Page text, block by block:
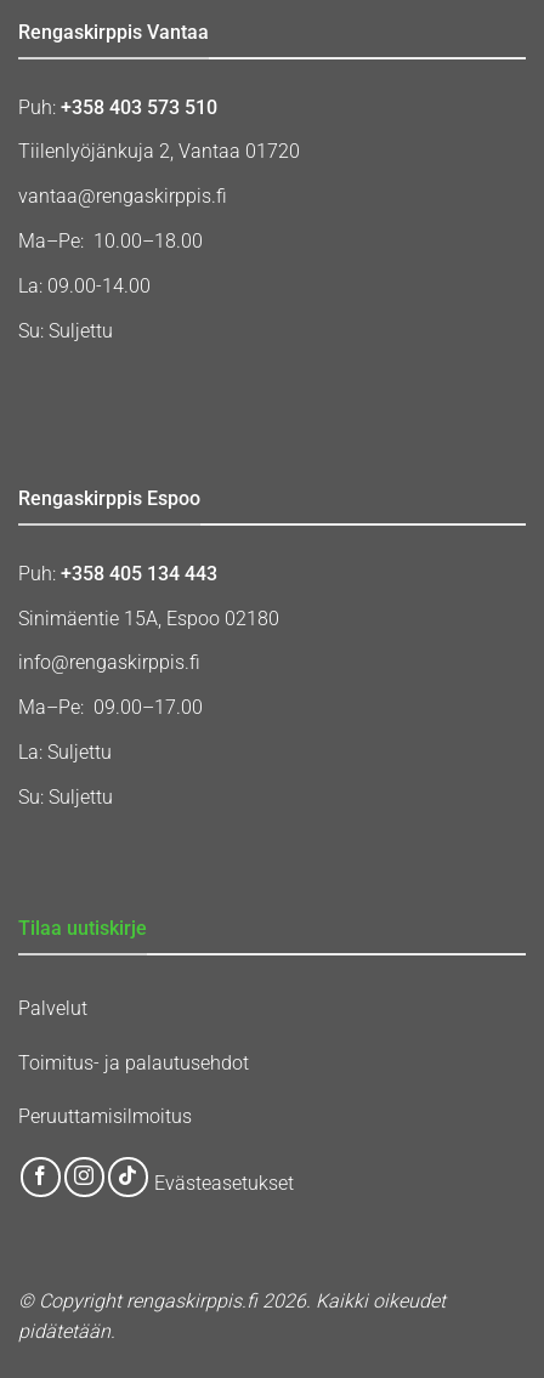
Rengaskirppis Vantaa
Puh: +358 403 573 510
Tiilenlyöjänkuja 2, Vantaa 01720
vantaa@rengaskirppis.fi
Ma–Pe: 10.00–18.00
La: 09.00-14.00
Su: Suljettu
Rengaskirppis Espoo
Puh: +358 405 134 443
Sinimäentie 15A, Espoo 02180
info@rengaskirppis.fi
Ma–Pe: 09.00–17.00
La: Suljettu
Su: Suljettu
Tilaa uutiskirje
Palvelut
Toimitus- ja palautusehdot
Peruuttamisilmoitus
Evästeasetukset
© Copyright rengaskirppis.fi 2026. Kaikki oikeudet
pidätetään.